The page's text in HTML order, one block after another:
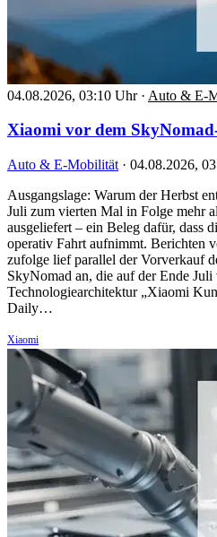
04.08.2026, 03:10 Uhr · Auto & E-
Xiaomi vor dem
Auto & E-Mobilität · 04.08.2026,
Ausgangslage: Warum der Herbst
Juli zum vierten Mal in Folge mehr
ausgeliefert – ein Beleg dafür, dass
operativ Fahrt aufnimmt. Berichten
zufolge lief parallel der Vorverkauf
SkyNomad an, die auf der Ende Juli
Technologiearchitektur „Xiaomi
Daily…
Xiaomi